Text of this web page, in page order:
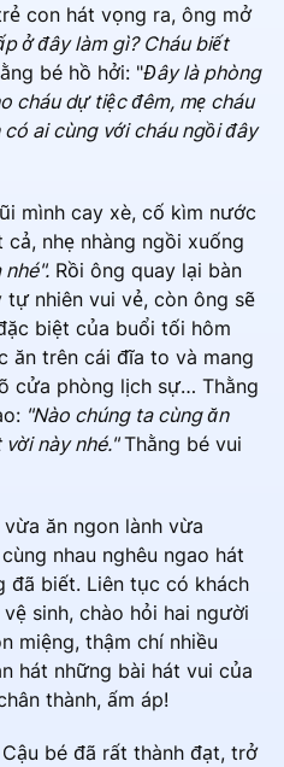
con hát vọng ra, ông mở
ở đây làm gì? Cháu biết
bé hồ hởi: "Đây là phòng
cháu dự tiệc đêm, mẹ cháu
ai cùng với cháu ngồi đây
mình cay xè, cố kìm nước
nhẹ nhàng ngồi xuống
nhé". Rồi ông quay lại bàn
nhiên vui vẻ, còn ông sẽ
biệt của buổi tối hôm
ăn trên cái đĩa to và mang
cửa phòng lịch sự… Thằng
"Nào chúng ta cùng ăn
này nhé."Thằng bé vui
ăn ngon lành vừa
nhau nghêu ngao hát
biết. Liên tục có khách
sinh, chào hỏi hai người
miệng, thậm chí nhiều
hát những bài hát vui của
thành, ấm áp!
bé đã rất thành đạt, trở